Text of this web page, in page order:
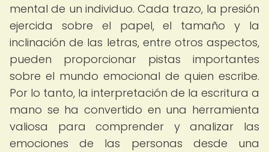
mental de un individuo. Cada trazo, la presión
ejercida sobre el papel, el tamaño y la
inclinación de las letras, entre otros aspectos,
pueden proporcionar pistas importantes
sobre el mundo emocional de quien escribe.
Por lo tanto, la interpretación de la escritura a
mano se ha convertido en una herramienta
valiosa para comprender y analizar las
emociones de las personas desde una